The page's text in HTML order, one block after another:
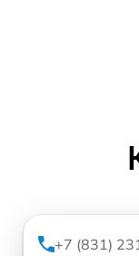
+7 (831)